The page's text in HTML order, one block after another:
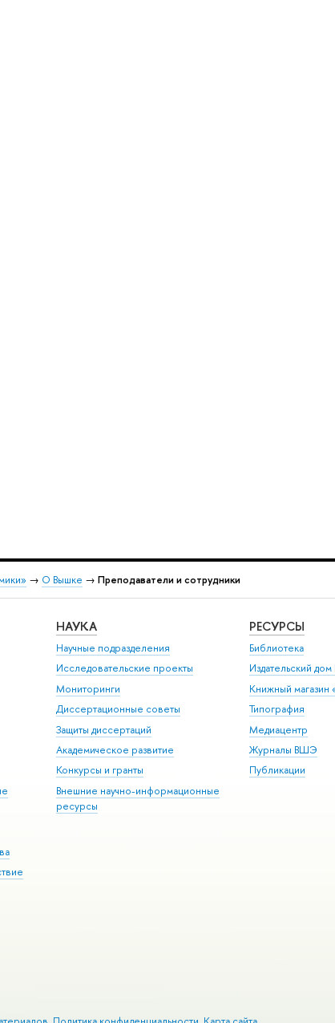
→ О Вышке → Преподаватели и сотрудники
НАУКА
Научные подразделения
Исследовательские проекты
Мониторинги
Диссертационные советы
Защиты диссертаций
Академическое развитие
Конкурсы и гранты
Внешние научно-информационные
ресурсы
РЕСУРСЫ
Библиотека
Издательский
Книжный магазин
Типография
Медиацентр
Журналы ВШЭ
Публикации